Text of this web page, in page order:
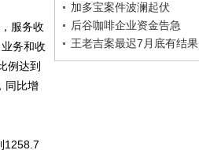
加多宝案件波澜起伏
后谷咖啡企业资金告急
王老吉案最迟7月底有结果
服务收
务和收
例达到
同比增
1258.7